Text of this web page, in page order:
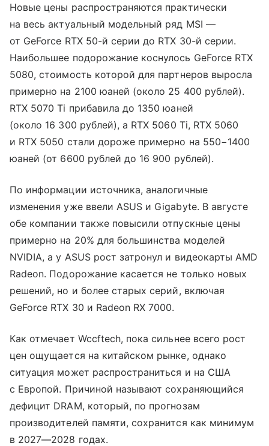
Новые цены распространяются практически
на весь актуальный модельный ряд MSI —
от GeForce RTX 50-й серии до RTX 30-й серии.
Наибольшее подорожание коснулось GeForce RTX
5080, стоимость которой для партнеров выросла
примерно на 2100 юаней (около 25 400 рублей).
RTX 5070 Ti прибавила до 1350 юаней
(около 16 300 рублей), а RTX 5060 Ti, RTX 5060
и RTX 5050 стали дороже примерно на 550−1400
юаней (от 6600 рублей до 16 900 рублей).
По информации источника, аналогичные
изменения уже ввели ASUS и Gigabyte. В августе
обе компании также повысили отпускные цены
примерно на 20% для большинства моделей
NVIDIA, а у ASUS рост затронул и видеокарты AMD
Radeon. Подорожание касается не только новых
решений, но и более старых серий, включая
GeForce RTX 30 и Radeon RX 7000.
Как отмечает Wccftech, пока сильнее всего рост
цен ощущается на китайском рынке, однако
ситуация может распространиться и на США
с Европой. Причиной называют сохраняющийся
дефицит DRAM, который, по прогнозам
производителей памяти, сохранится как минимум
в 2027—2028 годах.